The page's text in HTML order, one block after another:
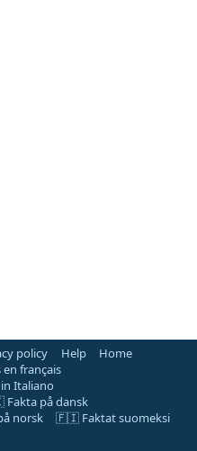
policy Help
Home
français
Italiano
på dansk
norsk
🇫🇮 Faktat suomeksi